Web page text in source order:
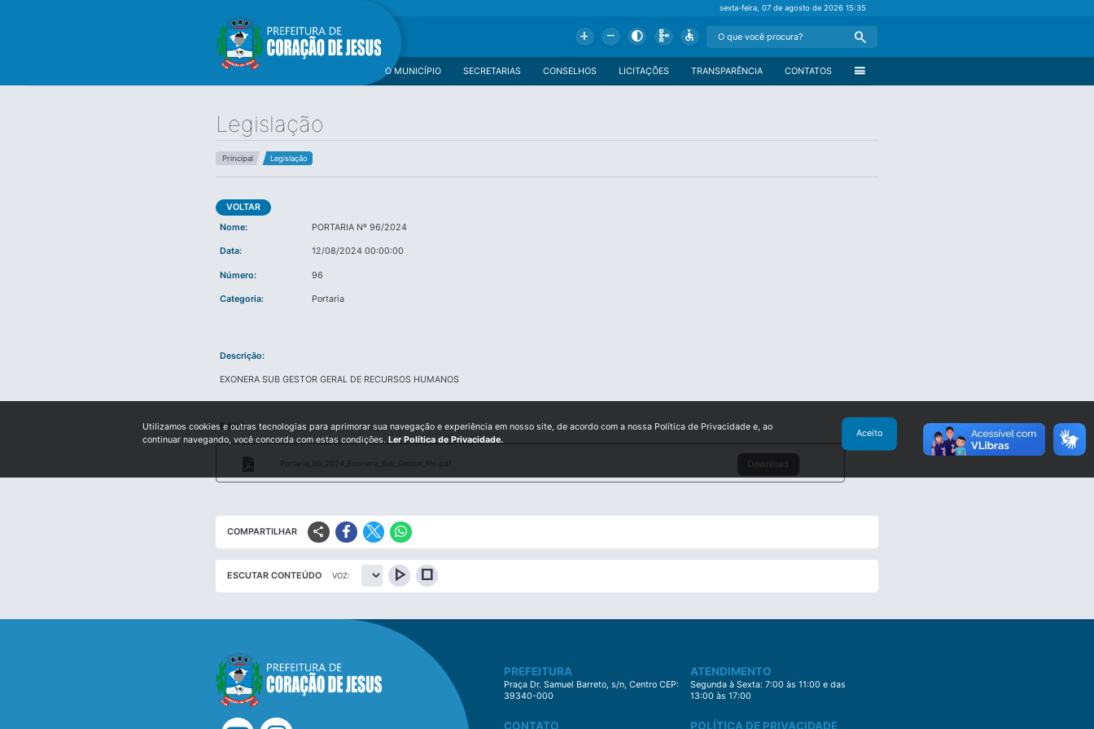
sexta-feira, 07 de agosto de 202615:35
Add Remove Contrast Schema Accessible Search
menu
CONTATOS
TRANSPARÊNCIA
LICITAÇÕES
CONSELHOS
SECRETARIAS
O MUNICÍPIO
Legislação
Principal Legislação
VOLTAR
Nome:
PORTARIA Nº 96/2024
Data: 12/08/2024 00:00:00
Número: 96
Categoria: Portaria
Descrição:
EXONERA SUB GESTOR GERAL DE RECURSOS HUMANOS
Edital:
Portaria_96_2024_Exonera_Sub_Gestor_RH.pdf Download
COMPARTILHAR share
ESCUTAR CONTEÚDO VOZ: play_arrow stop
PREFEITURA
Praça Dr. Samuel Barreto, s/n, Centro CEP:
39340-000
ATENDIMENTO
Segunda à Sexta: 7:00 às 11:00 e das
13:00 às 17:00
CONTATO POLÍTICA DE PRIVACIDADE
Utilizamos cookies e outras tecnologias para aprimorar sua navegação e experiência em nosso site, de acordo com a nossa Política de Privacidade e, ao
continuar navegando, você concorda com estas condições. Ler Política de Privacidade.
Aceito